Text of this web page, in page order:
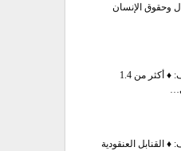
وحقوق الإنسان
♦️
أكثر من 1.4
♦️القنابل العنقودية